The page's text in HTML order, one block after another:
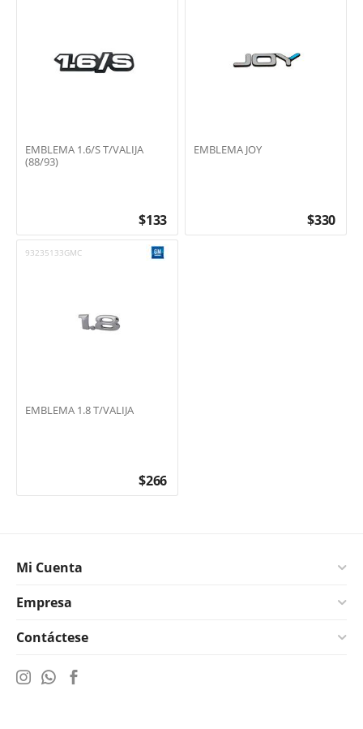
EMBLEMA 1.6/S T/VALIJA
(88/93)
$133
EMBLEMA JOY
$330
93235133GMC
EMBLEMA 1.8 T/VALIJA
$266
Mi Cuenta
Empresa
Contáctese